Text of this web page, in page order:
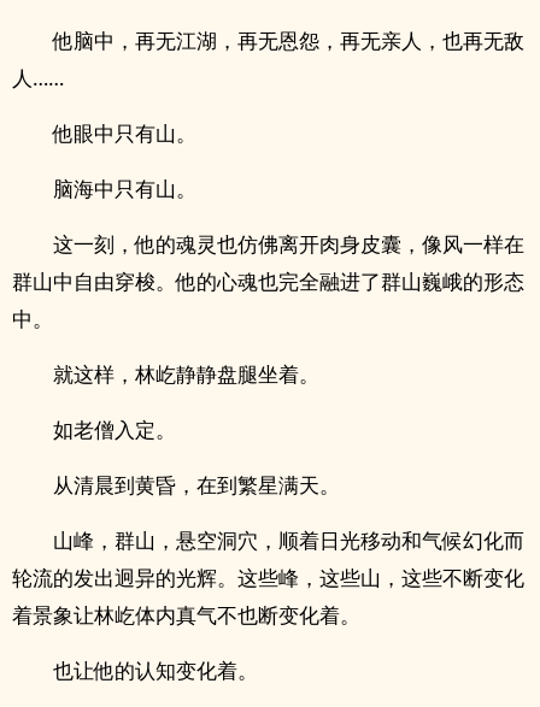
他脑中，再无江湖，再无恩怨，再无亲人，也再无敌
人……
他眼中只有山。
脑海中只有山。
这一刻，他的魂灵也仿佛离开肉身皮囊，像风一样在
群山中自由穿梭。他的心魂也完全融进了群山巍峨的形态
中。
就这样，林屹静静盘腿坐着。
如老僧入定。
从清晨到黄昏，在到繁星满天。
山峰，群山，悬空洞穴，顺着日光移动和气候幻化而
轮流的发出迥异的光辉。这些峰，这些山，这些不断变化
着景象让林屹体内真气不也断变化着。
也让他的认知变化着。